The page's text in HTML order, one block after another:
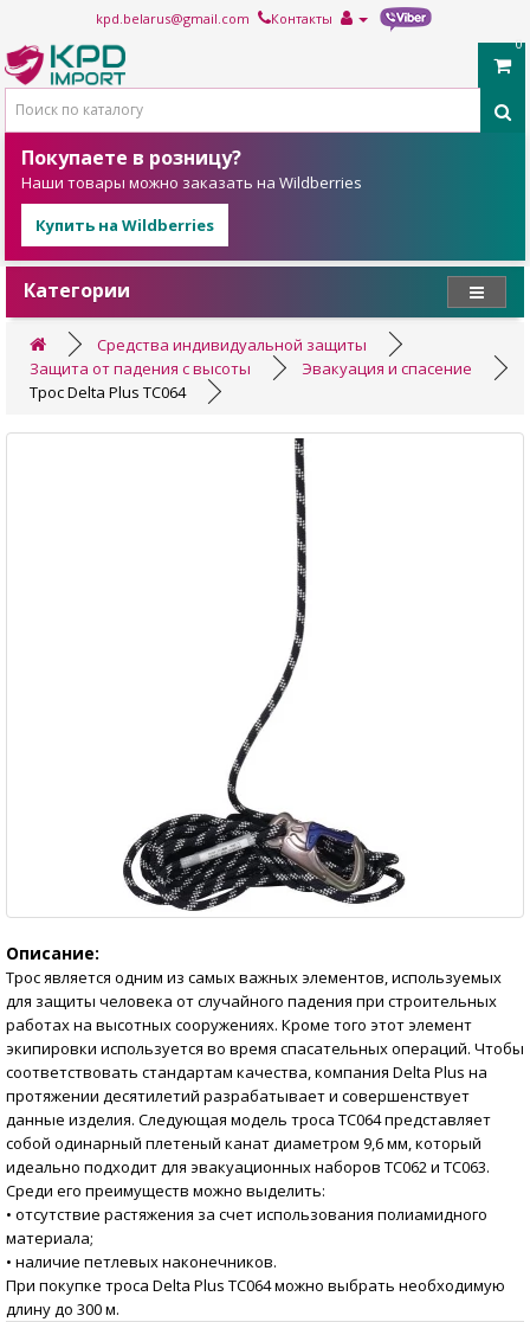
kpd.belarus@gmail.com
Контакты
0
Покупаете в розницу?
Наши товары можно заказать на Wildberries
Купить на Wildberries
Категории
Средства индивидуальной защиты
Защита от падения с высоты
Эвакуация и спасение
Трос Delta Plus TC064
Описание:
Трос является одним из самых важных элементов, используемых
для защиты человека от случайного падения при строительных
работах на высотных сооружениях. Кроме того этот элемент
экипировки используется во время спасательных операций. Чтобы
соответствовать стандартам качества, компания Delta Plus на
протяжении десятилетий разрабатывает и совершенствует
данные изделия. Следующая модель троса ТС064 представляет
собой одинарный плетеный канат диаметром 9,6 мм, который
идеально подходит для эвакуационных наборов ТС062 и ТС063.
Среди его преимуществ можно выделить:
• отсутствие растяжения за счет использования полиамидного
материала;
• наличие петлевых наконечников.
При покупке троса Delta Plus ТС064 можно выбрать необходимую
длину до 300 м.